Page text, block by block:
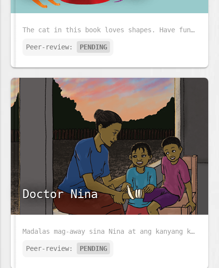
The cat in this book loves shapes. Have fun following the cat and his little friend and look at all the shapes that they see.
Peer-review: PENDING
Doctor Nina
Madalas mag-away sina Nina at ang kanyang kapatid na si José. Ngunit kapag nasasaktan si José, alam na alam ni Nina ang gagawin.
Peer-review: PENDING